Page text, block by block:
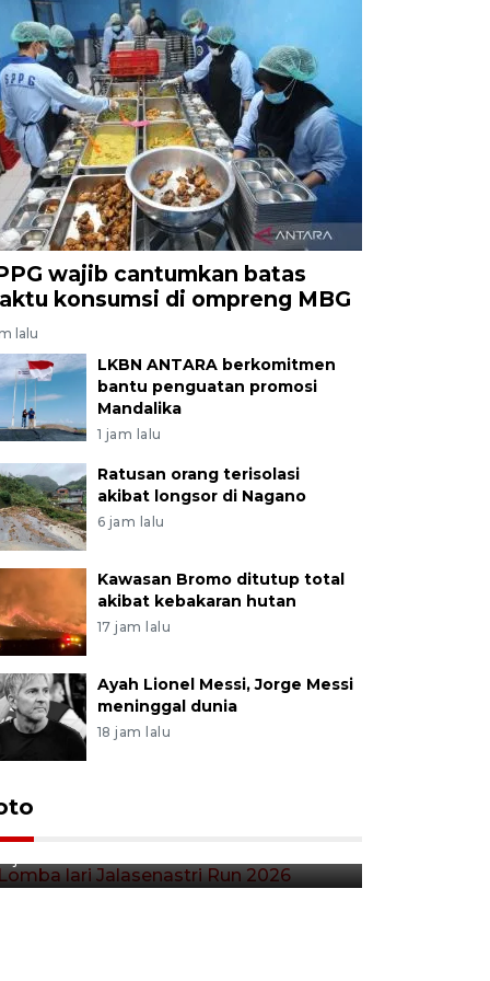
wajib cantumkan batas
konsumsi di ompreng MBG
lalu
LKBN ANTARA berkomitmen
bantu penguatan promosi
Mandalika
1 jam lalu
Ratusan orang terisolasi
akibat longsor di Nagano
6 jam lalu
Kawasan Bromo ditutup total
akibat kebakaran hutan
17 jam lalu
Ayah Lionel Messi, Jorge Messi
meninggal dunia
18 jam lalu
Lomba lari Jalasenastri Run
2026